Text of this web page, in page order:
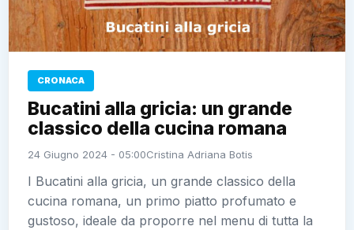
CRONACA
Bucatini alla gricia: un grande
classico della cucina romana
24 Giugno 2024 - 05:00Cristina Adriana Botis
I Bucatini alla gricia, un grande classico della
cucina romana, un primo piatto profumato e
gustoso, ideale da proporre nel menu di tutta la